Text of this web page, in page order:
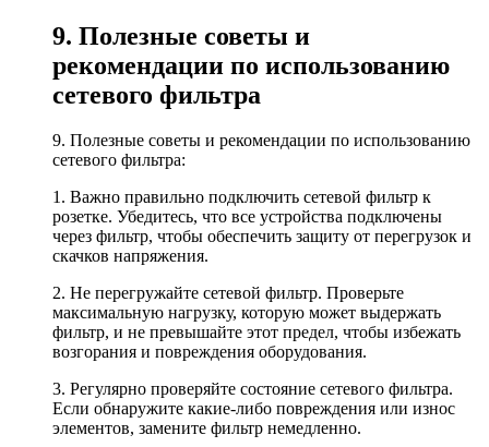
9. Полезные советы и
рекомендации по использованию
сетевого фильтра
9. Полезные советы и рекомендации по использованию
сетевого фильтра:
1. Важно правильно подключить сетевой фильтр к
розетке. Убедитесь, что все устройства подключены
через фильтр, чтобы обеспечить защиту от перегрузок и
скачков напряжения.
2. Не перегружайте сетевой фильтр. Проверьте
максимальную нагрузку, которую может выдержать
фильтр, и не превышайте этот предел, чтобы избежать
возгорания и повреждения оборудования.
3. Регулярно проверяйте состояние сетевого фильтра.
Если обнаружите какие-либо повреждения или износ
элементов, замените фильтр немедленно.